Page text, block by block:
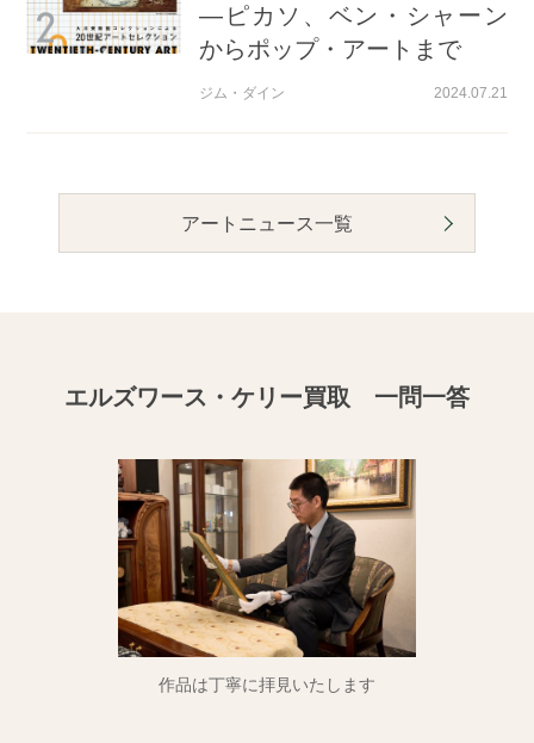
―ピカソ、ベン・シャーン
からポップ・アートまで
ジム・ダイン 2024.07.21
アートニュース一覧
エルズワース・ケリー買取 一問一答
作品は丁寧に拝見いたします